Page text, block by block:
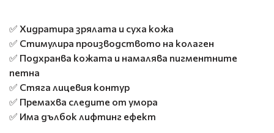
✅ Хидратира зрялата и суха кожа
✅ Стимулира производството на колаген
✅ Подхранва кожата и намалява пигментните
петна
✅ Стяга лицевия контур
✅ Премахва следите от умора
✅ Има дълбок лифтинг ефект